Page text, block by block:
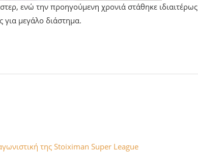
ενώ την προηγούμενη χρονιά στάθηκε ιδιαιτέρως
μεγάλο διάστημα.
της Stoiximan Super League